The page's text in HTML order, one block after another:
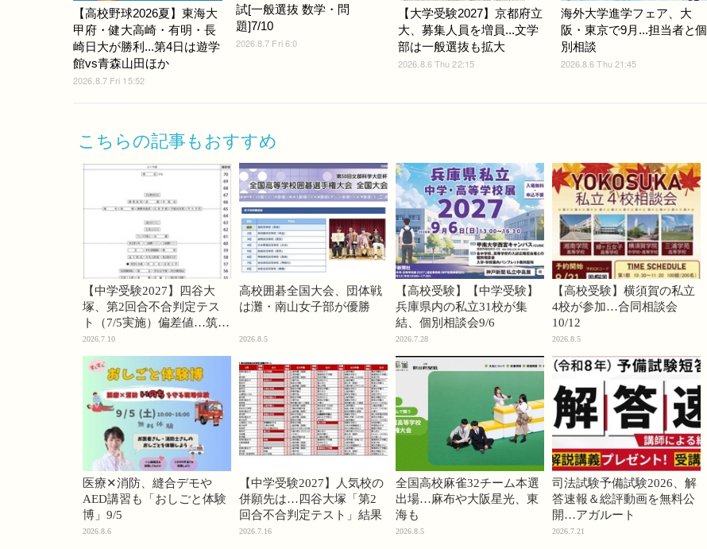
【高校野球2026夏】東海大
甲府・健大高崎・有明・長
崎日大が勝利...第4日は遊学
館vs青森山田ほか
2026.8.7 Fri 15:52
試[一般選抜 数学・問
題]7/10
2026.8.7 Fri 6:0
【大学受験2027】京都府立
大、募集人員を増員...文学
部は一般選抜も拡大
2026.8.6 Thu 22:15
海外大学進学フェア、大
阪・東京で9月...担当者と個
別相談
2026.8.6 Thu 21:45
こちらの記事もおすすめ
【中学受験2027】四谷大
塚、第2回合不合判定テス
ト（7/5実施）偏差値…筑駒
74・桜蔭70＜PR＞
2026.7.10
高校囲碁全国大会、団体戦
は灘・南山女子部が優勝
2026.8.5
【高校受験】【中学受験】
兵庫県内の私立31校が集
結、個別相談会9/6
2026.7.28
【高校受験】横須賀の私立
4校が参加…合同相談会
10/12
2026.8.5
医療✕消防、縫合デモや
AED講習も「おしごと体験
博」9/5
2026.8.6
【中学受験2027】人気校の
併願先は…四谷大塚「第2
回合不合判定テスト」結果
2026.7.16
全国高校麻雀32チーム本選
出場…麻布や大阪星光、東
海も
2026.8.5
司法試験予備試験2026、解
答速報＆総評動画を無料公
開…アガルート
2026.7.21